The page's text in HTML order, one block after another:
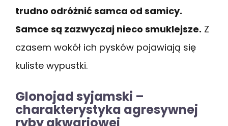
trudno odróżnić samca od samicy.
Samce są zazwyczaj nieco smuklejsze. Z
czasem wokół ich pysków pojawiają się
kuliste wypustki.
Glonojad syjamski –
charakterystyka agresywnej